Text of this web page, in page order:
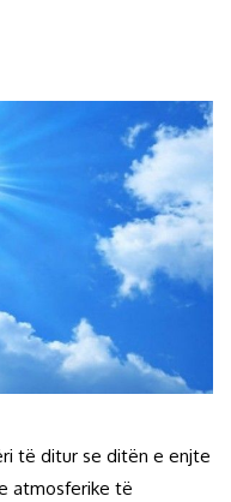
të ditur se ditën e enjte
atmosferike të